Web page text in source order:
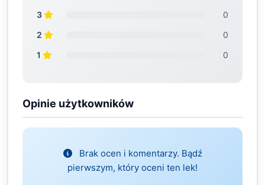
3
0
2
0
1
0
Opinie użytkowników
Brak ocen i komentarzy. Bądź
pierwszym, który oceni ten lek!